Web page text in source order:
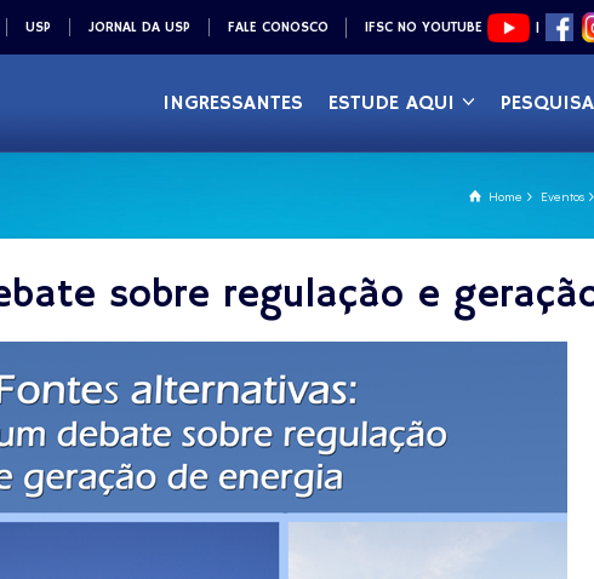
USP JORNAL DA USP FALE CONOSCO IFSC NO YOUTUBE |
INGRESSANTES ESTUDE AQUI PESQUISA
Home Eventos
sobre regulação e